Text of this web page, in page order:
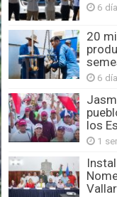
6
20
6
los
1